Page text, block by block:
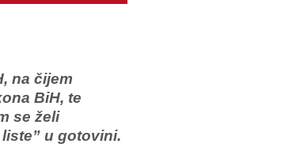
na čijem
BiH, te
se želi
u gotovini.